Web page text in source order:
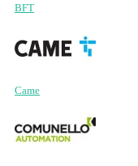
BFT
Came